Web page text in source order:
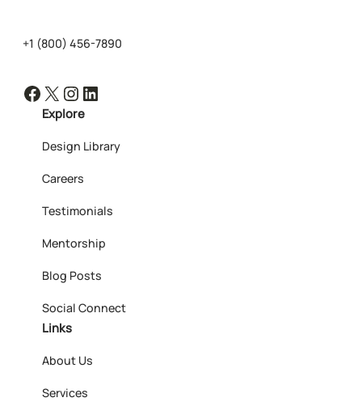
+1 (800) 456-7890
Facebook X Instagram LinkedIn
Explore
Design Library
Careers
Testimonials
Mentorship
Blog Posts
Social Connect
Links
About Us
Services